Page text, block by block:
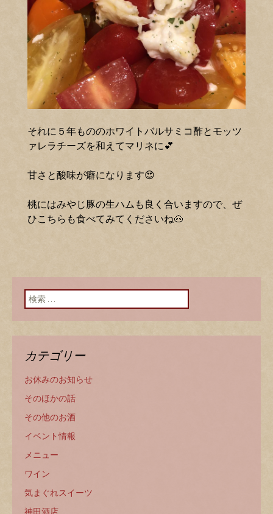
それに５年もののホワイトバルサミコ酢とモッツ
ァレラチーズを和えてマリネに💕
甘さと酸味が癖になります😍
桃にはみやじ豚の生ハムも良く合いますので、ぜ
ひこちらも食べてみてくださいね🐽
検索:
カテゴリー
お休みのお知らせ
そのほかの話
その他のお酒
イベント情報
メニュー
ワイン
気まぐれスイーツ
神田酒店